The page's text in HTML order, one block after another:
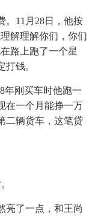
。11月28日，他按
解理解你们，你们
路上跑了一个星
钱。
年刚买车时他跑一
在一个月能挣一万
二辆货车，这笔贷
亮了一点，和王尚